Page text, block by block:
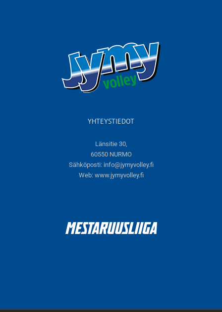
YHTEYSTIEDOT
Länsitie 30,
60550 NURMO
Sähköposti: info@jymyvolley.fi
Web: www.jymyvolley.fi